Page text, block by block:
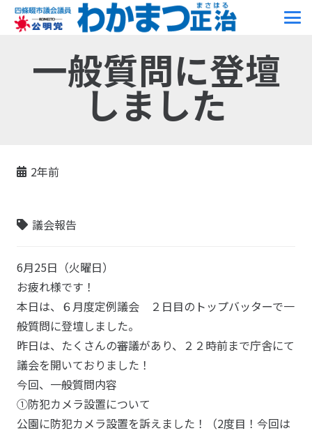
一般質問に登壇
しました
2年前
議会報告
6月25日（火曜日）
お疲れ様です！
本日は、６月度定例議会 ２日目のトップバッターで一
般質問に登壇しました。
昨日は、たくさんの審議があり、２２時前まで庁舎にて
議会を開いておりました！
今回、一般質問内容
①防犯カメラ設置について
公園に防犯カメラ設置を訴えました！（2度目！今回は